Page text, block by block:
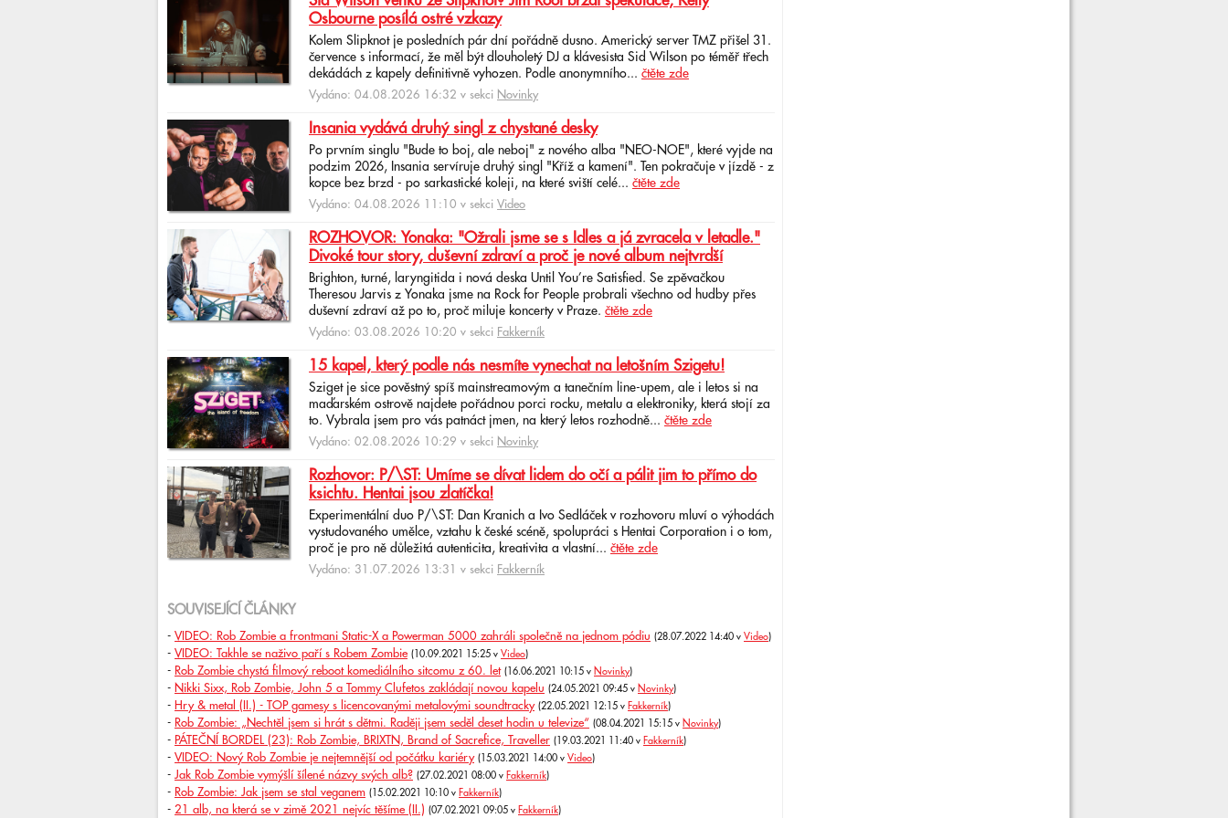
Osbourne posílá ostré vzkazy
Kolem Slipknot je posledních pár dní pořádně dusno. Americký server TMZ přišel 31.
července s informací, že měl být dlouholetý DJ a klávesista Sid Wilson po téměř třech
dekádách z kapely definitivně vyhozen. Podle anonymního... čtěte zde
Vydáno: 04.08.2026 16:32 v sekci Novinky
Insania vydává druhý singl z chystané desky
Po prvním singlu "Bude to boj, ale neboj" z nového alba "NEO-NOE", které vyjde na
podzim 2026, Insania servíruje druhý singl "Kříž a kamení". Ten pokračuje v jízdě - z
kopce bez brzd - po sarkastické koleji, na které sviští celé... čtěte zde
Vydáno: 04.08.2026 11:10 v sekci Video
ROZHOVOR: Yonaka: "Ožrali jsme se s Idles a já zvracela v letadle."
Divoké tour story, duševní zdraví a proč je nové album nejtvrdší
Brighton, turné, laryngitida i nová deska Until You’re Satisfied. Se zpěvačkou
Theresou Jarvis z Yonaka jsme na Rock for People probrali všechno od hudby přes
duševní zdraví až po to, proč miluje koncerty v Praze. čtěte zde
Vydáno: 03.08.2026 10:20 v sekci Fakkerník
15 kapel, který podle nás nesmíte vynechat na letošním Szigetu!
Sziget je sice pověstný spíš mainstreamovým a tanečním line-upem, ale i letos si na
maďarském ostrově najdete pořádnou porci rocku, metalu a elektroniky, která stojí za
to. Vybrala jsem pro vás patnáct jmen, na který letos rozhodně... čtěte zde
Vydáno: 02.08.2026 10:29 v sekci Novinky
Rozhovor: P/\ST: Umíme se dívat lidem do očí a pálit jim to přímo do
ksichtu. Hentai jsou zlatíčka!
Experimentální duo P/\ST: Dan Kranich a Ivo Sedláček v rozhovoru mluví o výhodách
vystudovaného umělce, vztahu k české scéně, spolupráci s Hentai Corporation i o tom,
proč je pro ně důležitá autenticita, kreativita a vlastní... čtěte zde
Vydáno: 31.07.2026 13:31 v sekci Fakkerník
SOUVISEJÍCÍ ČLÁNKY
- VIDEO: Rob Zombie a frontmani Static-X a Powerman 5000 zahráli společně na jednom pódiu (28.07.2022 14:40 v Video)
- VIDEO: Takhle se naživo paří s Robem Zombie (10.09.2021 15:25 v Video)
- Rob Zombie chystá filmový reboot komediálního sitcomu z 60. let (16.06.2021 10:15 v Novinky)
- Nikki Sixx, Rob Zombie, John 5 a Tommy Clufetos zakládají novou kapelu (24.05.2021 09:45 v Novinky)
- Hry & metal (II.) - TOP gamesy s licencovanými metalovými soundtracky (22.05.2021 12:15 v Fakkerník)
- Rob Zombie: „Nechtěl jsem si hrát s dětmi. Raději jsem seděl deset hodin u televize“ (08.04.2021 15:15 v Novinky)
- PÁTEČNÍ BORDEL (23): Rob Zombie, BRIXTN, Brand of Sacrefice, Traveller (19.03.2021 11:40 v Fakkerník)
- VIDEO: Nový Rob Zombie je nejtemnější od počátku kariéry (15.03.2021 14:00 v Video)
- Jak Rob Zombie vymýšlí šílené názvy svých alb? (27.02.2021 08:00 v Fakkerník)
- Rob Zombie: Jak jsem se stal veganem (15.02.2021 10:10 v Fakkerník)
- 21 alb, na která se v zimě 2021 nejvíc těšíme (II.) (07.02.2021 09:05 v Fakkerník)